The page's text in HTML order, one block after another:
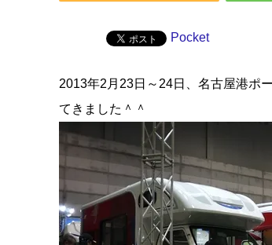
Pocket
2013年2月23日～24日、名古屋港ポ
てきました＾＾